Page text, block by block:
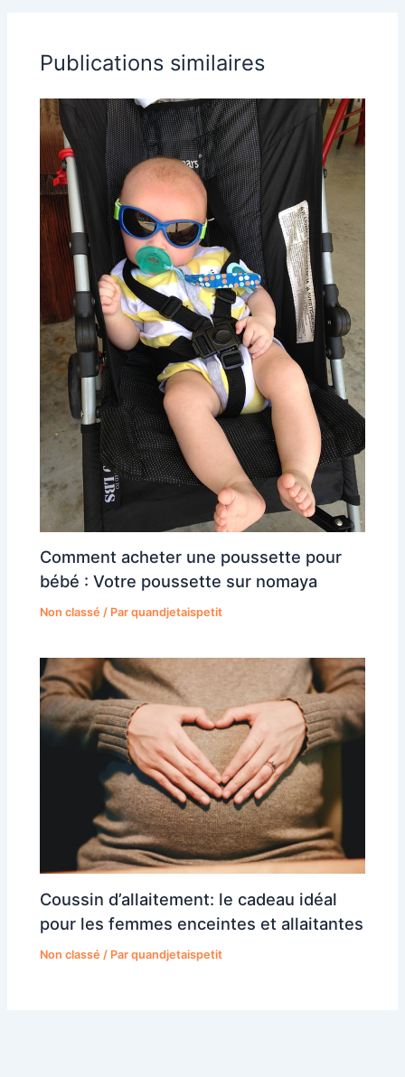
Publications similaires
Comment acheter une poussette pour
bébé : Votre poussette sur nomaya
Non classé / Parquandjetaispetit
Coussin d’allaitement: le cadeau idéal
pour les femmes enceintes et allaitantes
Non classé / Parquandjetaispetit